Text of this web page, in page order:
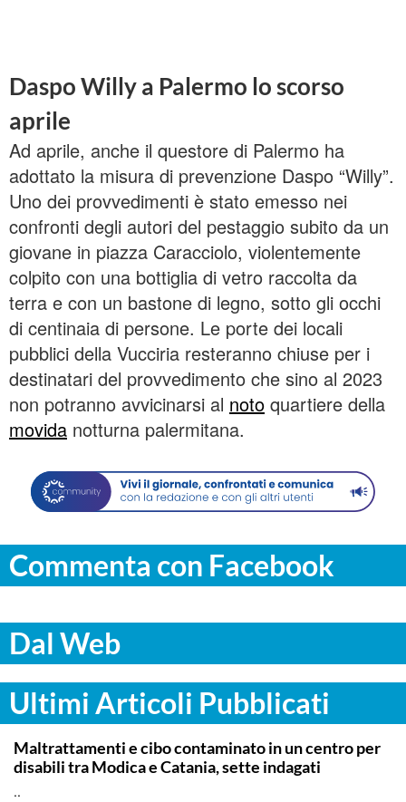
Daspo Willy a Palermo lo scorso
aprile
Ad aprile, anche il questore di Palermo ha
adottato la misura di prevenzione Daspo “Willy”.
Uno dei provvedimenti è stato emesso nei
confronti degli autori del pestaggio subito da un
giovane in piazza Caracciolo, violentemente
colpito con una bottiglia di vetro raccolta da
terra e con un bastone di legno, sotto gli occhi
di centinaia di persone. Le porte dei locali
pubblici della Vucciria resteranno chiuse per i
destinatari del provvedimento che sino al 2023
non potranno avvicinarsi al noto quartiere della
movida notturna palermitana.
Commenta con Facebook
Dal Web
Ultimi Articoli Pubblicati
RAGUSA
Maltrattamenti e cibo contaminato in un centro per
disabili tra Modica e Catania, sette indagati
..